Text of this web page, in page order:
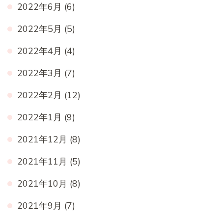
2022年6月 (6)
2022年5月 (5)
2022年4月 (4)
2022年3月 (7)
2022年2月 (12)
2022年1月 (9)
2021年12月 (8)
2021年11月 (5)
2021年10月 (8)
2021年9月 (7)